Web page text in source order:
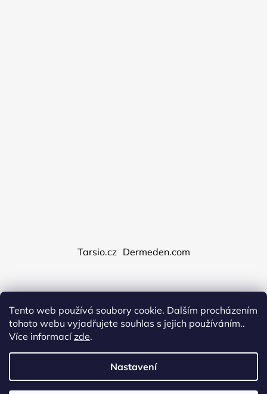
Tento web používá soubory cookie. Dalším procházením
tohoto webu vyjadřujete souhlas s jejich používáním..
Více informacízde.
Nastavení
Tarsio.cz Dermeden.com
Vytvořil Shoptet
Copyright 2026Dermeden.cz . Všechna práva
vyhrazena.
Podmínky ochrany osobních údajů
Reklamace